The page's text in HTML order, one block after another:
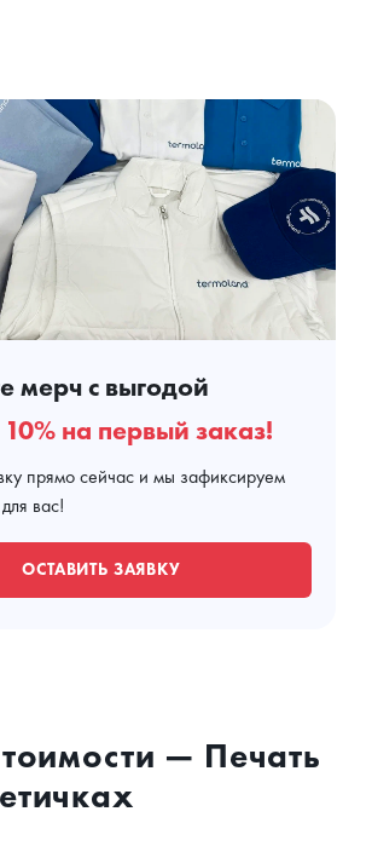
мерч с выгодой
на первый заказ!
прямо сейчас и мы зафиксируем
вас!
ОСТАВИТЬ ЗАЯВКУ
— Печать